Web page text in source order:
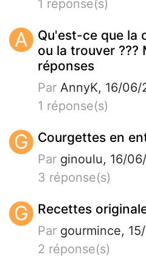
1 réponse(s)
A
Qu'est-ce que la
ou la trouver ???
réponses
Par AnnyK, 16/06/
1 réponse(s)
G Courgettes en
Par ginoulu, 16/
3 réponse(s)
G Recettes
Par gourmince,
2 réponse(s)